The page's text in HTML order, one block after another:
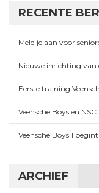
RECENTE
Meld je aan voor
Nieuwe inrichting van
Eerste training
Veensche Boys en
Veensche Boys 1
ARCHIEF